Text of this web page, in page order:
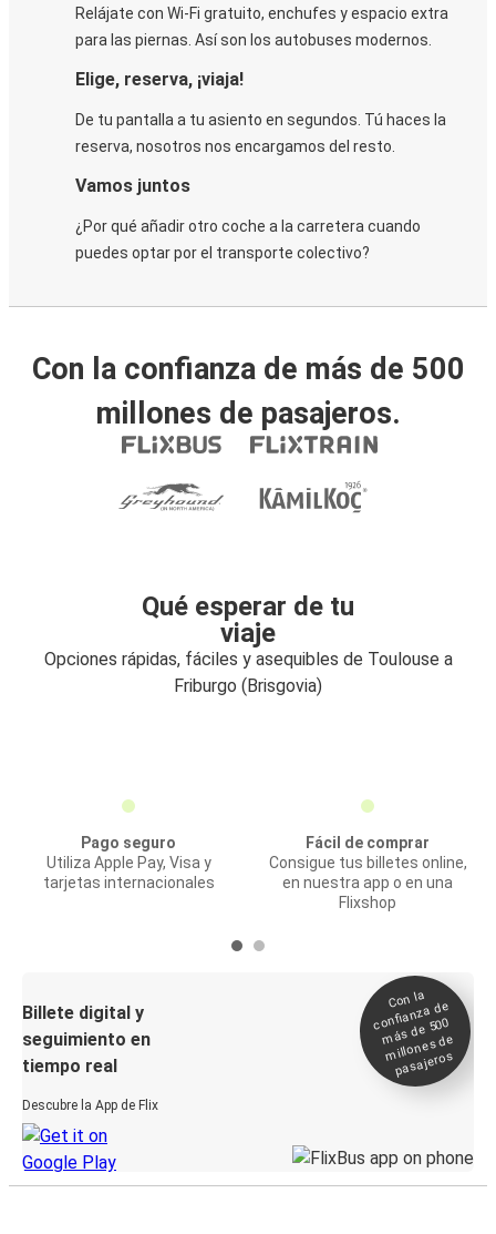
Relájate con Wi-Fi gratuito, enchufes y espacio extra
para las piernas. Así son los autobuses modernos.
Elige, reserva, ¡viaja!
De tu pantalla a tu asiento en segundos. Tú haces la
reserva, nosotros nos encargamos del resto.
Vamos juntos
¿Por qué añadir otro coche a la carretera cuando
puedes optar por el transporte colectivo?
Con la confianza de más de 500
millones de pasajeros.
Qué esperar de tu
viaje
Opciones rápidas, fáciles y asequibles de Toulouse a
Friburgo (Brisgovia)
Pago seguro
Utiliza Apple Pay, Visa y
tarjetas internacionales
Fácil de comprar
Consigue tus billetes online,
en nuestra app o en una
Flixshop
Billete digital y
seguimiento en
tiempo real
Descubre la App de Flix
Con la
confianza de
más de 500
millones de
pasajeros